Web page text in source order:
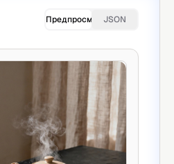
ПредпросмотрJSON